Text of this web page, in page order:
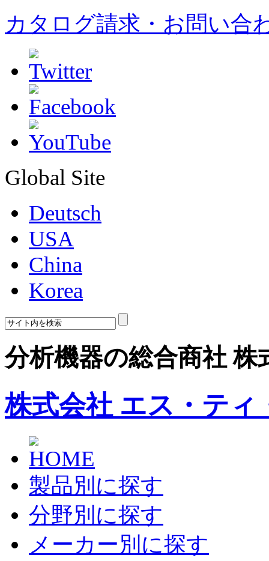
カタログ請求・お問い合
Global Site
Deutsch
USA
China
Korea
分析機器の総合商社
株式会社 エス・ティ
製品別に探す
分野別に探す
メーカー別に探す